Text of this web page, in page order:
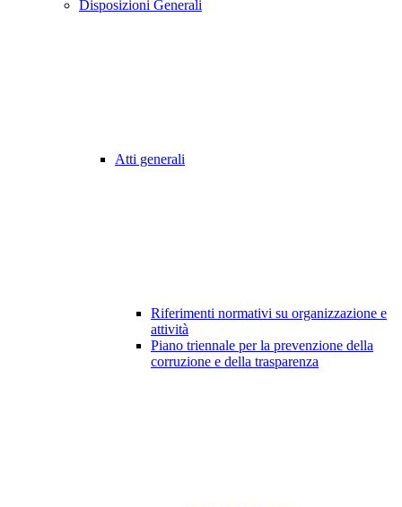
Disposizioni Generali
Atti generali
Riferimenti normativi su organizzazione e
attività
Piano triennale per la prevenzione della
corruzione e della trasparenza